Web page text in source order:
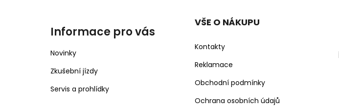
Informace pro vás
Novinky
Zkušební jízdy
Servis a prohlídky
VŠE O NÁKUPU
Kontakty
Reklamace
Obchodní podmínky
Ochrana osobních údajů